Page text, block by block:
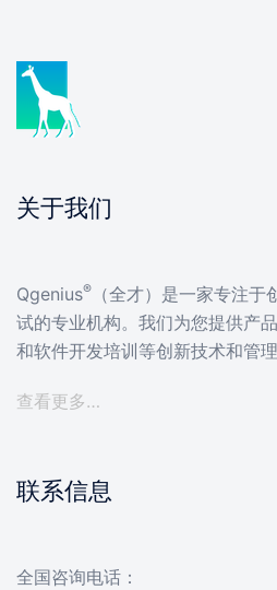
关于我们
Qgenius®
（全才）是一家专注
试的专业机构。我们为您提供产
和软件开发培训等创新技术和管理
查看更多…
联系信息
全国咨询电话：